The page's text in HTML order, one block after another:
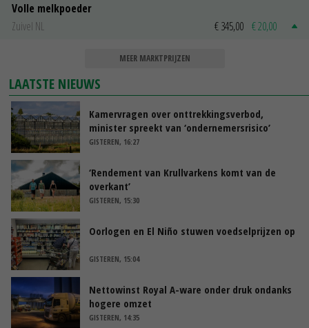
Volle melkpoeder
Zuivel NL
€ 345,00 € 20,00
MEER MARKTPRIJZEN
LAATSTE NIEUWS
Kamervragen over onttrekkingsverbod,
minister spreekt van ‘ondernemersrisico’
GISTEREN, 16:27
‘Rendement van Krullvarkens komt van de
overkant’
GISTEREN, 15:30
Oorlogen en El Niño stuwen voedselprijzen op
GISTEREN, 15:04
Nettowinst Royal A-ware onder druk ondanks
hogere omzet
GISTEREN, 14:35